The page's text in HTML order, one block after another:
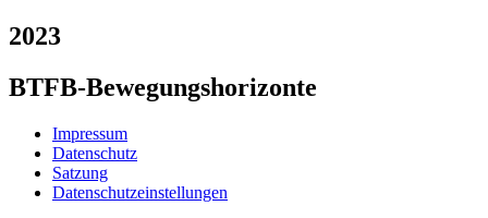
2023
BTFB-Bewegungshorizonte
Impressum
Datenschutz
Satzung
Datenschutzeinstellungen